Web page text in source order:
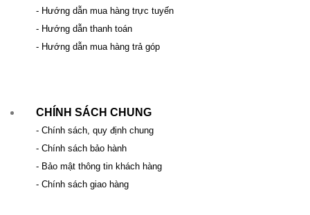
- Hướng dẫn mua hàng trực tuyến
- Hướng dẫn thanh toán
- Hướng dẫn mua hàng trả góp
CHÍNH SÁCH CHUNG
- Chính sách, quy định chung
- Chính sách bảo hành
- Bảo mật thông tin khách hàng
- Chính sách giao hàng